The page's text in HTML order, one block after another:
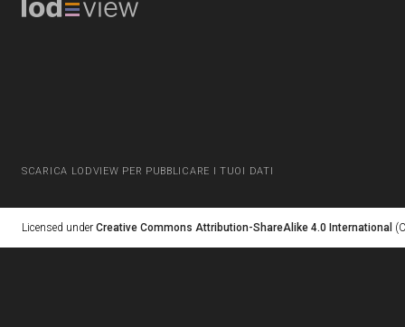
SCARICA LODVIEW PER PUBBLICARE I TUOI DATI
Licensed under Creative Commons Attribution-ShareAlike 4.0 International